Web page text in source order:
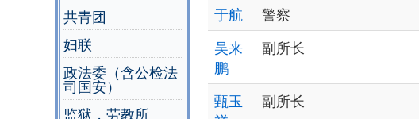
共青团
妇联
政法委（含公检法
司国安）
监狱，劳教所
于航
警察
吴来
鹏
副所长
甄玉
副所长